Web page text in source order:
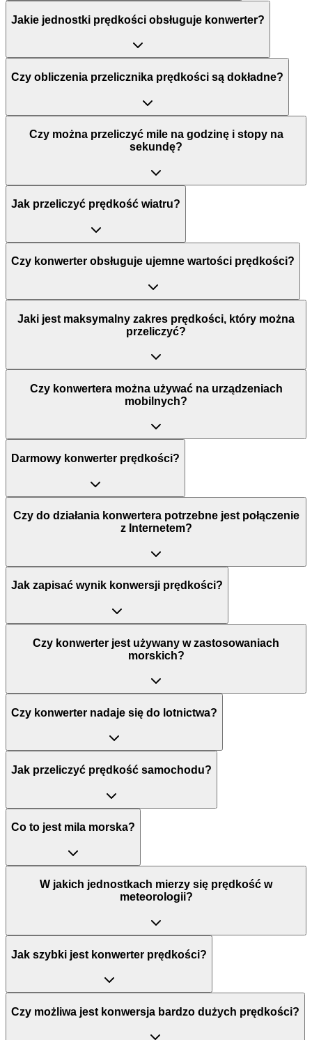
Jakie jednostki prędkości obsługuje konwerter?
Czy obliczenia przelicznika prędkości są dokładne?
Czy można przeliczyć mile na godzinę i stopy na
sekundę?
Jak przeliczyć prędkość wiatru?
Czy konwerter obsługuje ujemne wartości prędkości?
Jaki jest maksymalny zakres prędkości, który można
przeliczyć?
Czy konwertera można używać na urządzeniach
mobilnych?
Darmowy konwerter prędkości?
Czy do działania konwertera potrzebne jest połączenie
z Internetem?
Jak zapisać wynik konwersji prędkości?
Czy konwerter jest używany w zastosowaniach
morskich?
Czy konwerter nadaje się do lotnictwa?
Jak przeliczyć prędkość samochodu?
Co to jest mila morska?
W jakich jednostkach mierzy się prędkość w
meteorologii?
Jak szybki jest konwerter prędkości?
Czy możliwa jest konwersja bardzo dużych prędkości?